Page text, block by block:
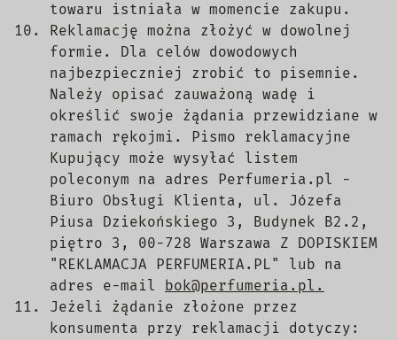
towaru istniała w momencie zakupu.
Reklamację można złożyć w dowolnej
formie. Dla celów dowodowych
najbezpieczniej zrobić to pisemnie.
Należy opisać zauważoną wadę i
określić swoje żądania przewidziane w
ramach rękojmi. Pismo reklamacyjne
Kupujący może wysyłać listem
poleconym na adres Perfumeria.pl -
Biuro Obsługi Klienta, ul. Józefa
Piusa Dziekońskiego 3, Budynek B2.2,
piętro 3, 00-728 Warszawa Z DOPISKIEM
"REKLAMACJA PERFUMERIA.PL" lub na
adres e-mail bok@perfumeria.pl.
Jeżeli żądanie złożone przez
konsumenta przy reklamacji dotyczy: